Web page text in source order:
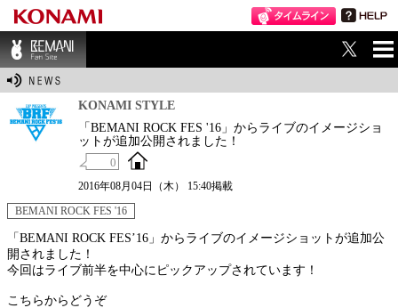
BEMANI Fan Sit
KONAMI STYLE
「BEMANI ROCK FES '16」からライブのイメージショ
ットが追加公開されました！
0
2016年08月04日（木） 15:40掲載
BEMANI ROCK FES '16
「BEMANI ROCK FES’16」からライブのイメージショットが追加公
開されました！
今回はライブ前半を中心にピックアップされています！
こちらからどうぞ